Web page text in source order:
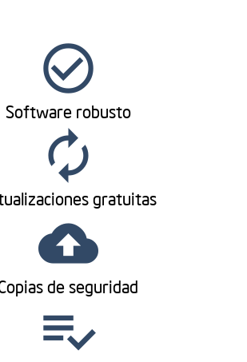
check_circle_outline
Software robusto
autorenew
gratuitas
cloud_upload
de seguridad
playlist_add_check